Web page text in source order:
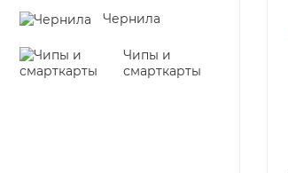
Чернила
Чипы и
смарткарты